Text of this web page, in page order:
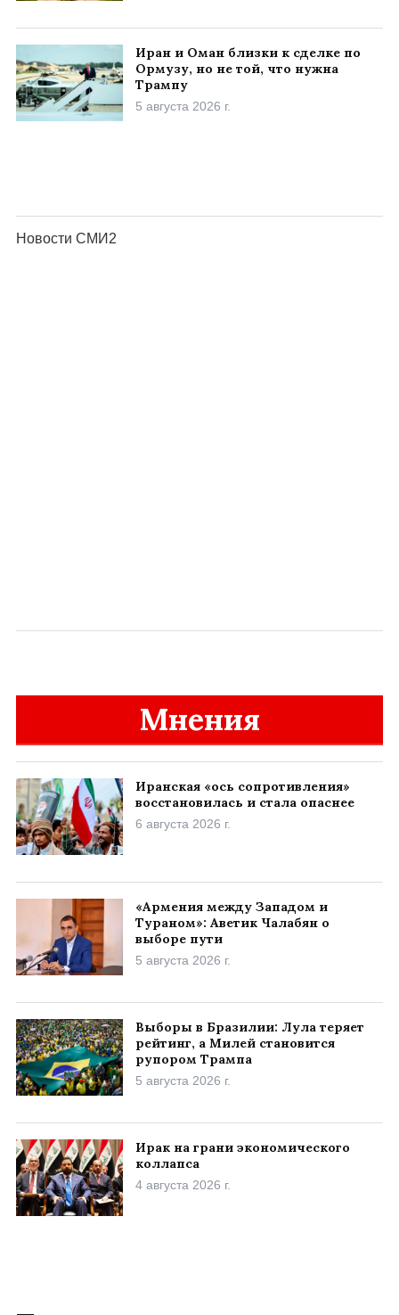
Иран и Оман близки к сделке по
Ормузу, но не той, что нужна
Трампу
5 августа 2026 г.
Мнения
Иранская «ось сопротивления»
восстановилась и стала опаснее
6 августа 2026 г.
«Армения между Западом и
Тураном»: Аветик Чалабян о
выборе пути
5 августа 2026 г.
Выборы в Бразилии: Лула теряет
рейтинг, а Милей становится
рупором Трампа
5 августа 2026 г.
Ирак на грани экономического
коллапса
4 августа 2026 г.